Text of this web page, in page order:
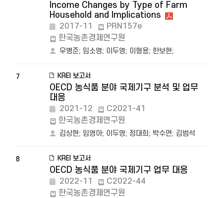
Income Changes by Type of Farm
Household and Implications
2017-11
PRN157e
한국농촌경제연구원
우병준; 임소영; 이두영; 이형용; 한보현;
7 KREI 보고서
OECD 농식품 분야 국제기구 분석 및 업무
대응
2021-12
C2021-41
한국농촌경제연구원
김상현; 임영아; 이두영; 정대희 ; 박수연; 김범석
8 KREI 보고서
OECD 농식품 분야 국제기구 업무 대응
2022-11
C2022-44
한국농촌경제연구원